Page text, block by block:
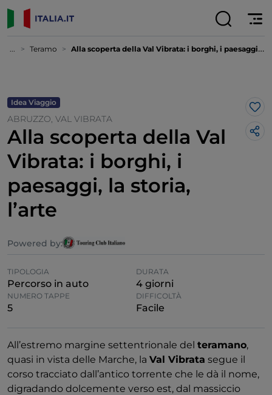
... Teramo Alla scoperta della Val Vibrata: i borghi, i paesaggi, la storia, l’arte
Idea Viaggio
ABRUZZO, VAL VIBRATA
Alla scoperta della Val
Vibrata: i borghi, i
paesaggi, la storia,
l’arte
Powered by:
TIPOLOGIA
Percorso in auto
DURATA
4 giorni
NUMERO TAPPE
5
DIFFICOLTÀ
Facile
All’estremo margine settentrionale del teramano,
quasi in vista delle Marche, la Val Vibrata segue il
corso tracciato dall’antico torrente che le dà il nome,
digradando dolcemente verso est, dal massiccio